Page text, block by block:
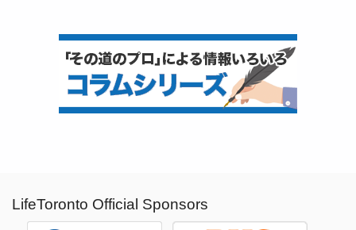
LifeToronto Official Sponsors